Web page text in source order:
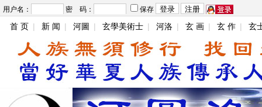
用户名： 密 码： 保存
首 页 | 新 闻 | 河圖 | 玄學美術士 | 河洛 | 玄 画 | 玄 作 | 玄